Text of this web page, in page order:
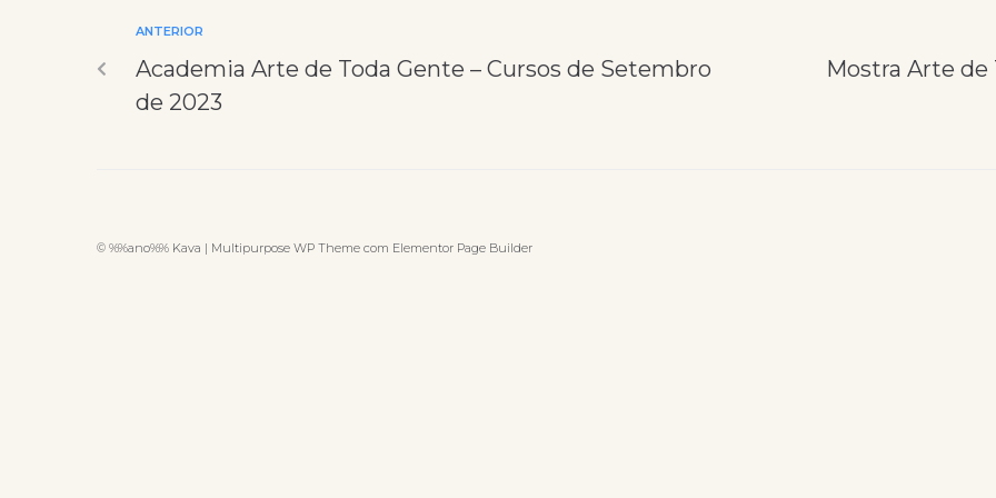
ANTERIOR
Academia Arte de Toda Gente – Cursos de Setembro
de 2023
Mostra Arte de
© %%ano%% Kava | Multipurpose WP Theme com Elementor Page Builder